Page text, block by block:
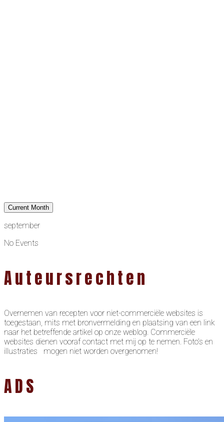
Current Month
september
No Events
Auteursrechten
Overnemen van recepten voor niet-commerciële websites is
toegestaan, mits met bronvermelding en plaatsing van een link
naar het betreffende artikel op onze weblog. Commerciële
websites dienen vooraf contact met mij op te nemen. Foto’s en
illustraties mogen niet worden overgenomen!
ADS